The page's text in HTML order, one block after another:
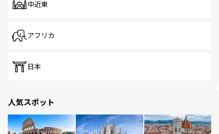
中近東
アフリカ
日本
人気スポット